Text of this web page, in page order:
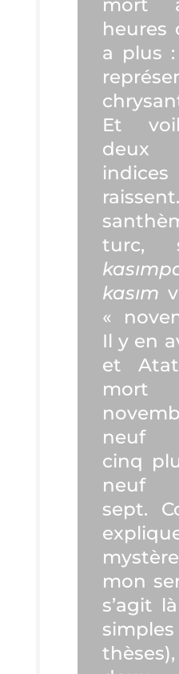
mort
heures
a plus
Et
deux
turc,
kasım
«
Il y en
et
mort
neuf
cinq
neuf
sept.
mon
s’a­git